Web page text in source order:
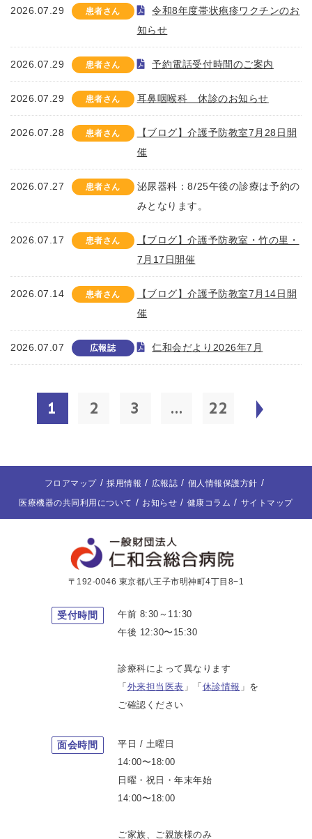
2026.07.29 患者さん
令和8年度帯状疱疹ワクチンのお
知らせ
2026.07.29 患者さん 予約電話受付時間のご案内
2026.07.29 患者さん 耳鼻咽喉科 休診のお知らせ
2026.07.28 患者さん
【ブログ】介護予防教室7月28日開
催
2026.07.27 患者さん
泌尿器科：8/25午後の診療は予約の
みとなります。
2026.07.17 患者さん
【ブログ】介護予防教室・竹の里・
7月17日開催
2026.07.14 患者さん
【ブログ】介護予防教室7月14日開
催
2026.07.07 広報誌 仁和会だより2026年7月
1 2 3 ... 22
フロアマップ 採用情報 広報誌
個人情報保護方針
医療機器の共同利用について
お知らせ 健康コラム サイトマップ
〒192-0046 東京都八王子市明神町4丁目8−1
受付時間
午前 8:30～11:30
午後 12:30〜15:30
診療科によって異なります
「 外来担当医表 」「 休診情報 」を
ご確認ください
面会時間
平日 / 土曜日
14:00〜18:00
日曜・祝日・年末年始
14:00〜18:00
ご家族、ご親族様のみ